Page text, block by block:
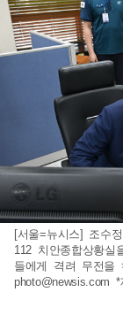
[서울=뉴시스] 조수
112 치안종합상황
들에게 격려 무전을
photo@newsis.com *